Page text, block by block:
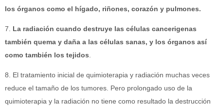
los órganos como el hígado, riñones, corazón y pulmones.
7. La radiación cuando destruye las células cancerigenas
también quema y daña a las células sanas, y los órganos así
como también los tejidos
8. El tratamiento inicial de quimioterapia y radiación muchas veces
reduce el tamaño de los tumores. Pero prolongado uso de la
quimioterapia y la radiación no tiene como resultado la destrucción